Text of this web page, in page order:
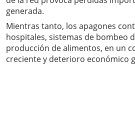
generada.
Mientras tanto, los apagones
hospitales, sistemas de bombeo
producción de alimentos, en un
creciente y deterioro económico